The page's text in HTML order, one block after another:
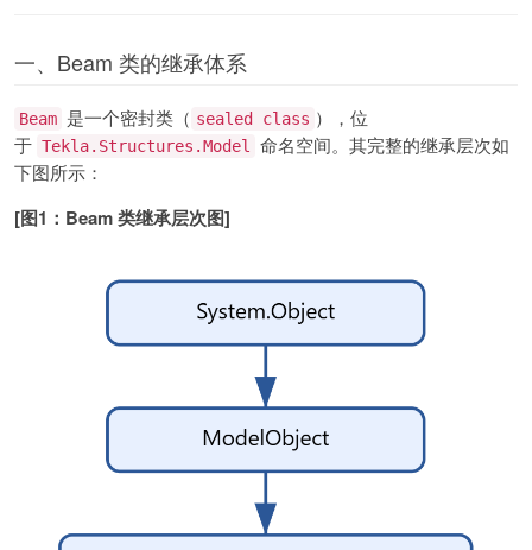
一、Beam 类的继承体系
Beam 是一个密封类（ sealed class ），位
于 Tekla.Structures.Model 命名空间。其完整的继承层次如
下图所示：
[图1：Beam 类继承层次图]